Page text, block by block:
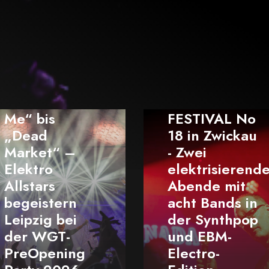
ELEKTRISCH
FESTIVAL No
18 in Zwickau
- Zwei
elektrisierende
Abende mit
acht Bands in
der Synthpop
und EBM-
Electro-
PROJECT
PITCHFORK -
Epitaph-Tour -
live im M.A.U.
Club Rostock
2025 - ein
Fest für die